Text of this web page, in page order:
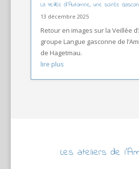
La Veillée d’Automne, une soirée
13 décembre 2025
Retour en images sur la Veillée
groupe Langue gasconne de
de Hagetmau.
lire plus
Les ateliers de